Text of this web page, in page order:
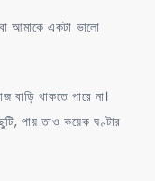
আমাকে একটা ভালো
বাড়ি থাকতে পারে না।
পায় তাও কয়েক ঘণ্টার